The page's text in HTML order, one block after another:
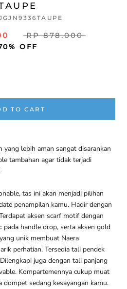
RP 878.000
OFF
TO CART
yang lebih aman sangat disarankan
tambahan agar tidak terjadi
tas ini akan menjadi pilihan
penampilan kamu. Hadir dengan
aksen scarf motif dengan
pada handle drop, serta aksen gold
unik membuat Naera
perhatian. Tersedia tali pendek
juga dengan tali panjang
Kompartemennya cukup muat
sedang kesayangan kamu.